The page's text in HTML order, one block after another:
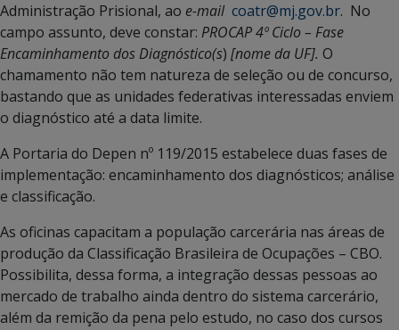
Administração Prisional, ao e-mail coatr@mj.gov.br. No
campo assunto, deve constar: PROCAP 4º Ciclo – Fase
Encaminhamento dos Diagnóstico(s) [nome da UF]. O
chamamento não tem natureza de seleção ou de concurso,
bastando que as unidades federativas interessadas enviem
o diagnóstico até a data limite.
A Portaria do Depen nº 119/2015 estabelece duas fases de
implementação: encaminhamento dos diagnósticos; análise
e classificação.
As oficinas capacitam a população carcerária nas áreas de
produção da Classificação Brasileira de Ocupações – CBO.
Possibilita, dessa forma, a integração dessas pessoas ao
mercado de trabalho ainda dentro do sistema carcerário,
além da remição da pena pelo estudo, no caso dos cursos